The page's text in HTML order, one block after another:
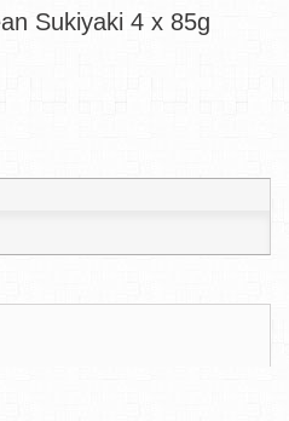
Sukiyaki 4 x 85g